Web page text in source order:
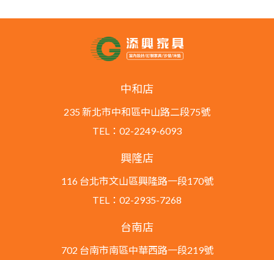
中和店
235 新北市中和區中山路二段75號
TEL：02-2249-6093
興隆店
116 台北市文山區興隆路一段170號
TEL：02-2935-7268
台南店
702 台南市南區中華西路一段219號